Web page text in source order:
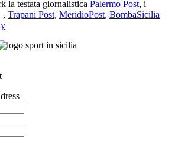
la testata giornalistica Palermo Post, i
, Trapani Post, MeridioPost, BombaSicilia